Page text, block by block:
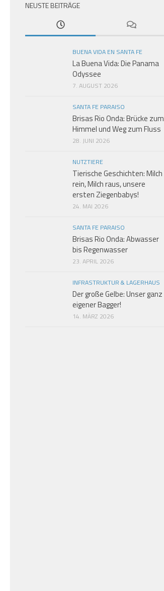
NEUSTE BEITRÄGE
BUENA VIDA EN SANTA FE
La Buena Vida: Die Panama
Odyssee
7. AUGUST 2026
SANTA FE PARAISO
Brisas Rio Onda: Brücke zum
Himmel und Weg zum Fluss
28. JUNI 2026
NUTZTIERE
Tierische Geschichten: Milch
rein, Milch raus, unsere
ersten Ziegenbabys!
24. MAI 2026
SANTA FE PARAISO
Brisas Rio Onda: Abwasser
bis Regenwasser
23. APRIL 2026
INFRASTRUKTUR & LAGERHAUS
Der große Gelbe: Unser ganz
eigener Bagger!
14. MÄRZ 2026